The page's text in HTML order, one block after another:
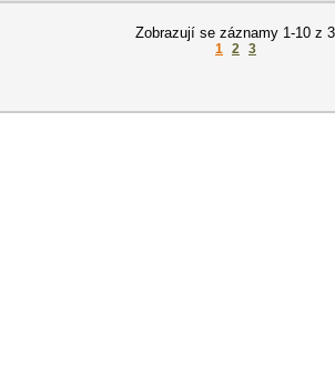
Zobrazují se záznamy 1-10 z
1 2 3